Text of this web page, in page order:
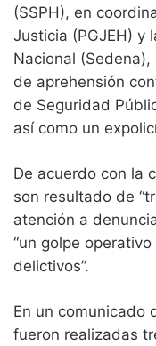
(SSPH), en
Justicia (PGJEH) y
Nacional
de aprehensión
de Seguridad
así como un
De acuerdo con la
son resultado de
atención a
“un golpe
delictivos”.
En un comunicado
fueron realizadas